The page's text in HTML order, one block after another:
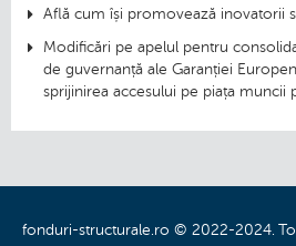
Află cum își promovează inovatorii
Modificări pe apelul pentru
de guvernanță ale Garanției
sprijinirea accesului pe piața muncii
fonduri-structurale.ro © 2022-2024.